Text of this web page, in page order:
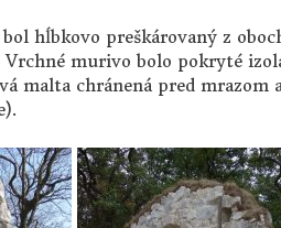
hĺbkovo preškárovaný z
Vrchné murivo bolo pokryté
malta chránená pred